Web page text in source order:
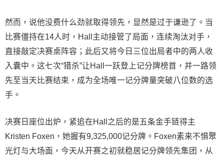
然而，说他没费什么劲就取得领先，显然是过于谦逊了。当
比赛僵持在14人时，Hall主动接管了局面，连续淘汰对手，
直接敲定决赛桌阵容；此后又将今日三位出局者中的两人收
入囊中。这七次“猎杀”让Hall一跃登上记分牌榜首，并一路领
先至当天比赛结束，成为全场唯一记分牌量突破八位数的选
手。
决赛日座位出炉，紧追在Hall之后的是五条金手链得主
Kristen Foxen，她握有9,325,000记分牌。Foxen素来不惧聚
光灯与大场面，今天从开赛之初就稳居记分牌领先集团，从